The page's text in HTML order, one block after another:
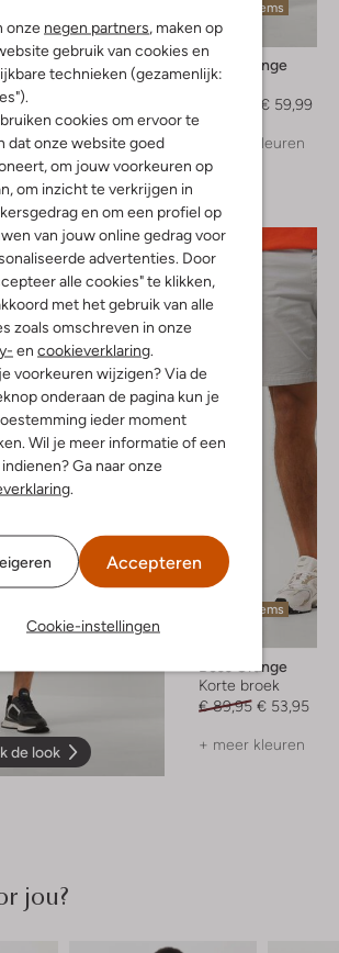
onze negen partners, maken op
gebruik van cookies en
technieken (gezamenlijk:
cookies om ervoor te
dat onze website goed
om jouw voorkeuren op
om inzicht te verkrijgen in
en om een profiel op
van jouw online gedrag voor
advertenties. Door
alle cookies" te klikken,
met het gebruik van alle
zoals omschreven in onze
en cookieverklaring.
voorkeuren wijzigen? Via de
onderaan de pagina kun je
ieder moment
Wil je meer informatie of een
Ga naar onze
.
Accepteren
Cookie-instellingen
de look
Laatste items
-50%
Boss Orange
Chino
€ 59,99
+ meer kleuren
de look
Laatste items
Boss Orange
Korte broek
€ 89,95 € 53,95
+ meer kleuren
jou?